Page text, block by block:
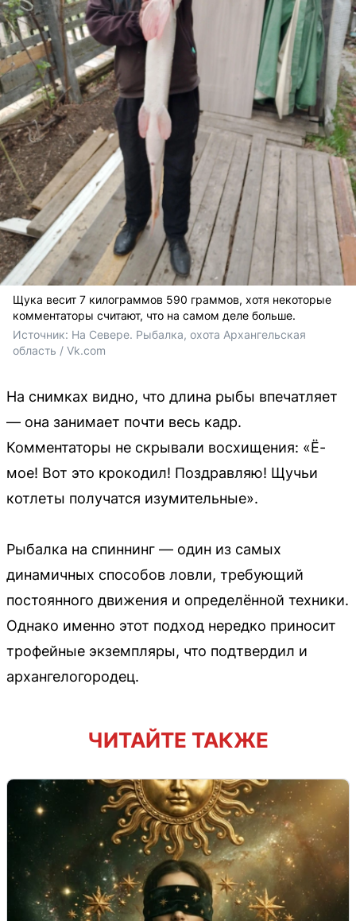
Щука весит 7 килограммов 590 граммов, хотя некоторые
комментаторы считают, что на самом деле больше.
Источник: На Севере. Рыбалка, охота Архангельская
область / Vk.com
На снимках видно, что длина рыбы впечатляет
— она занимает почти весь кадр.
Комментаторы не скрывали восхищения: «Ё-
мое! Вот это крокодил! Поздравляю! Щучьи
котлеты получатся изумительные».
Рыбалка на спиннинг — один из самых
динамичных способов ловли, требующий
постоянного движения и определённой техники.
Однако именно этот подход нередко приносит
трофейные экземпляры, что подтвердил и
архангелогородец.
ЧИТАЙТЕ ТАКЖЕ